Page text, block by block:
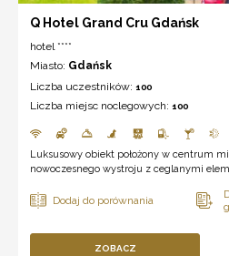
Q Hotel Grand Cru Gdańsk
hotel ****
Miasto: Gdańsk
Liczba uczestników: 100
Liczba miejsc noclegowych: 100
Luksusowy obiekt położony w centrum
nowoczesnego wystroju z ceglanymi
ZOBACZ